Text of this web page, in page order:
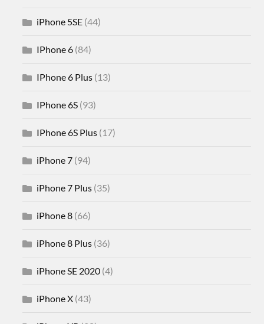
iPhone 5SE (44)
IPhone 6 (84)
IPhone 6 Plus (13)
IPhone 6S (93)
IPhone 6S Plus (17)
iPhone 7 (94)
iPhone 7 Plus (35)
iPhone 8 (66)
iPhone 8 Plus (36)
iPhone SE 2020 (4)
iPhone X (43)